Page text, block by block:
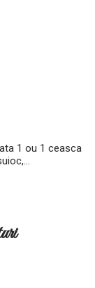
1 ou 1 ceasca